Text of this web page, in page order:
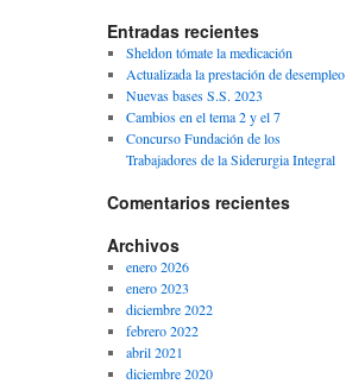
Entradas recientes
Sheldon tómate la medicación
Actualizada la prestación de desempleo
Nuevas bases S.S. 2023
Cambios en el tema 2 y el 7
Concurso Fundación de los
Trabajadores de la Siderurgia Integral
Comentarios recientes
Archivos
enero 2026
enero 2023
diciembre 2022
febrero 2022
abril 2021
diciembre 2020